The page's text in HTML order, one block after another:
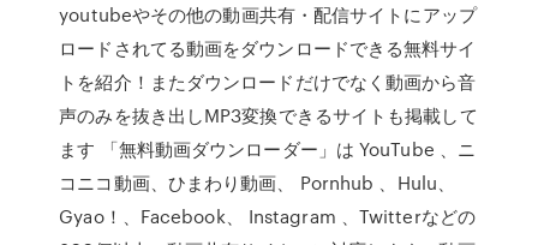
youtubeやその他の動画共有・配信サイトにアップ
ロードされてる動画をダウンロードできる無料サイ
トを紹介！またダウンロードだけでなく動画から音
声のみを抜き出しMP3変換できるサイトも掲載して
ます 「無料動画ダウンローダー」は YouTube 、ニ
コニコ動画、ひまわり動画、 Pornhub 、Hulu、
Gyao！、Facebook、 Instagram 、Twitterなどの